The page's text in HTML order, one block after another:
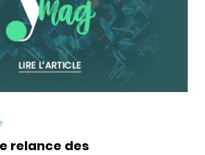
relance des